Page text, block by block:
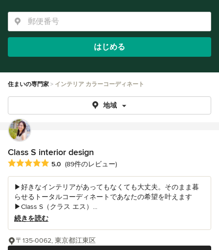
はじめる
住まいの専門家 インテリア カラーコーディネート
地域
Class S interior design
平均評価：5つ星中 星5
5.0 (89件のレビュー)
▶好きなインテリアがあってもなくても大丈夫。そのまま暮
らせるトータルコーディネートであなたの希望を叶えます
▶Class S（クラス エス）...
続きを読む
〒135-0062, 東京都江東区